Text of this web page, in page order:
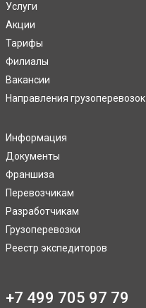
Услуги
Акции
Тарифы
Филиалы
Вакансии
Направления грузоперевозок
Информация
Документы
Франшиза
Перевозчикам
Разработчикам
Грузоперевозки
Реестр экспедиторов
+7 499 705 97 79